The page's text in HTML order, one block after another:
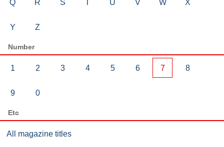
Q R S T U V W X
Y Z
Number
1 2 3 4 5 6 7 8
9 0
Etc
All magazine titles